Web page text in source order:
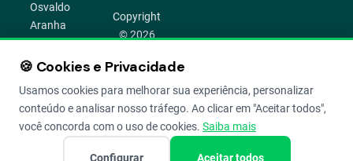
Osvaldo
Aranha
1022 –
Bom
Porto
Alegre –
RS
Copyright
© 2026
Todos os
direitos
reservados.
🍪 Cookies e Privacidade
Usamos cookies para melhorar sua experiência, personalizar
conteúdo e analisar nosso tráfego. Ao clicar em "Aceitar todos",
você concorda com o uso de cookies. Saiba mais
Configurar Aceitar todos